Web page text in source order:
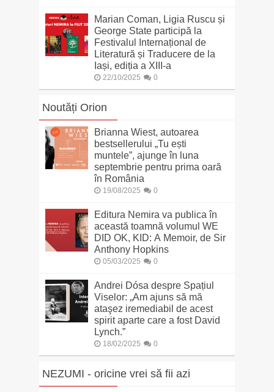
Marian Coman, Ligia Ruscu și
George State participă la
Festivalul Internațional de
Literatură și Traducere de la
Iași, ediția a XIII-a
22/10/2025 0
Noutăți Orion
Brianna Wiest, autoarea
bestsellerului „Tu ești
muntele”, ajunge în luna
septembrie pentru prima oară
în România
19/08/2025 0
Editura Nemira va publica în
această toamnă volumul WE
DID OK, KID: A Memoir, de Sir
Anthony Hopkins
05/03/2025 0
Andrei Dósa despre Spațiul
Viselor: „Am ajuns să mă
ataşez iremediabil de acest
spirit aparte care a fost David
Lynch.”
18/02/2025 0
NEZUMI - oricine vrei să fii azi